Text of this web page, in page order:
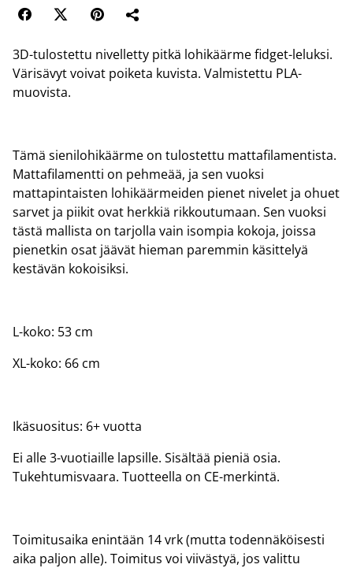
3D-tulostettu nivelletty pitkä lohikäärme fidget-leluksi.
Värisävyt voivat poiketa kuvista. Valmistettu PLA-
muovista.
Tämä sienilohikäärme on tulostettu mattafilamentista.
Mattafilamentti on pehmeää, ja sen vuoksi
mattapintaisten lohikäärmeiden pienet nivelet ja ohuet
sarvet ja piikit ovat herkkiä rikkoutumaan. Sen vuoksi
tästä mallista on tarjolla vain isompia kokoja, joissa
pienetkin osat jäävät hieman paremmin käsittelyä
kestävän kokoisiksi.
L-koko: 53 cm
XL-koko: 66 cm
Ikäsuositus: 6+ vuotta
Ei alle 3-vuotiaille lapsille. Sisältää pieniä osia.
Tukehtumisvaara. Tuotteella on CE-merkintä.
Toimitusaika enintään 14 vrk (mutta todennäköisesti
aika paljon alle). Toimitus voi viivästyä, jos valittu